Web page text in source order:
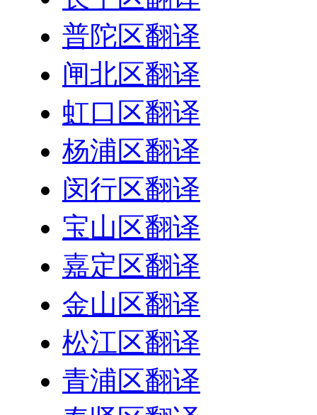
普陀区翻译
闸北区翻译
虹口区翻译
杨浦区翻译
闵行区翻译
宝山区翻译
嘉定区翻译
金山区翻译
松江区翻译
青浦区翻译